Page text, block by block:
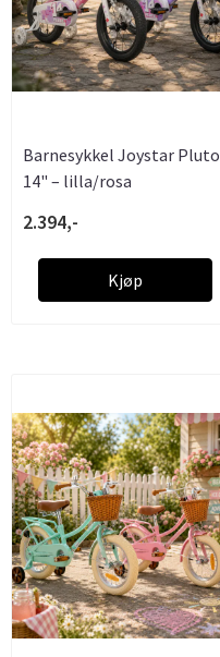
Barnesykkel Joystar Pluto
14" – lilla/rosa
2.394,-
Kjøp